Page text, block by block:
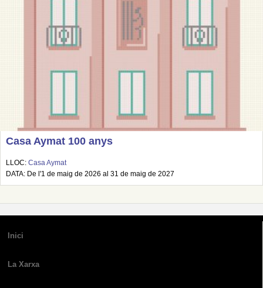
Casa Aymat 100 anys
LLOC: Casa Aymat
DATA: De l'1 de maig de 2026 al 31 de maig de 2027
Inici
La Xarxa